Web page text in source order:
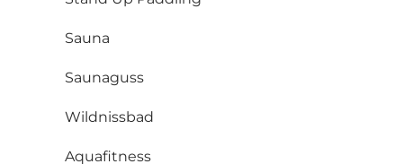
Sauna
Saunaguss
Wildnissbad
Aquafitness